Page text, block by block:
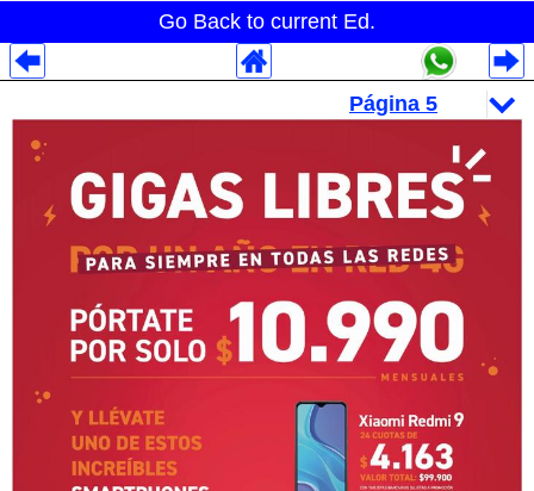
Go Back to current Ed.
Despliegues Analytics
Despliegues Totales
Despliegues por Rubros